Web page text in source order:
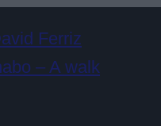
Ferriz
– A walk